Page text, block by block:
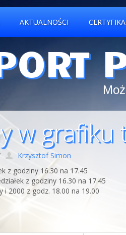
AKTUALNOŚCI
w grafiku
Krzysztof Simon
z godziny 16.30 na 17.45
z godziny 16.30 na 17.45
i 2000 z godz. 18.00 na 19.00